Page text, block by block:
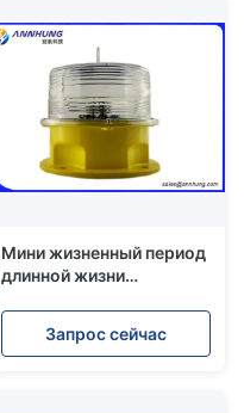
Мини жизненный период
длинной жизни
мощности света
затруднения СИД
Запрос сейчас